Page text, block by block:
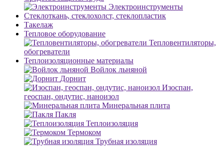
Электроинструменты
Стеклоткань, стеклохолст, стеклопластик
Такелаж
Тепловое оборудование
Тепловентиляторы,
обогреватели
Теплоизоляционные материалы
Войлок льняной
Дорнит
Изоспан,
геоспан, ондутис, наноизол
Минеральная плита
Пакля
Теплоизоляция
Термоком
Трубная изоляция